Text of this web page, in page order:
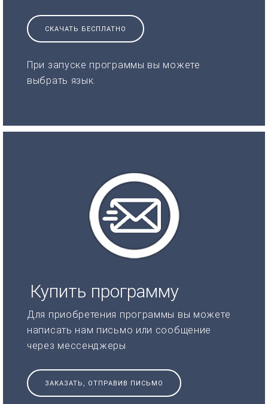
СКАЧАТЬ БЕСПЛАТНО
При запуске программы вы можете
выбрать язык.
Купить программу
Для приобретения программы вы можете
написать нам письмо или сообщение
через мессенджеры
ЗАКАЗАТЬ, ОТПРАВИВ ПИСЬМО